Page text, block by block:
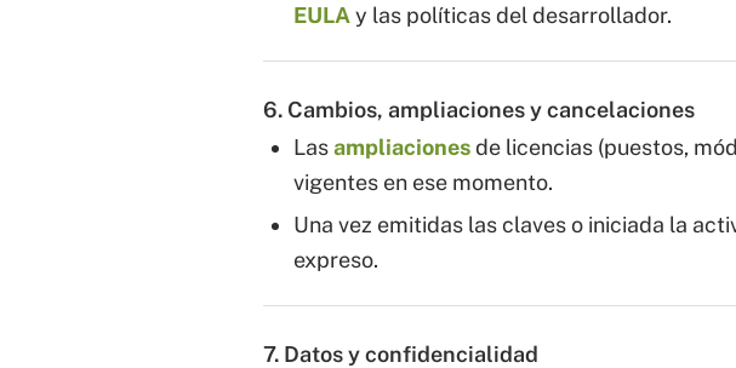
EULA y las políticas del desarrollador.
6. Cambios, ampliaciones y cancelaciones
Lasampliacionesde licencias (puestos,
vigentes en ese momento.
Una vez emitidas las claves o iniciada la
expreso.
7. Datos y confidencialidad